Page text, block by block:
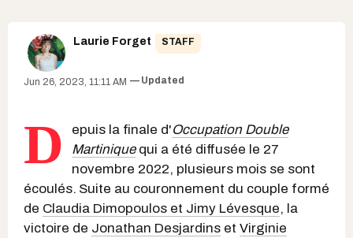
Laurie Forget STAFF
Jun 26, 2023, 11:11 AM Updated
D epuis la finale d'Occupation Double
Martiniquequi a été diffusée le 27
novembre 2022, plusieurs mois se sont
écoulés. Suite au couronnement du couple formé
de Claudia Dimopoulos et Jimy Lévesque, la
victoire de Jonathan Desjardins et Virginie